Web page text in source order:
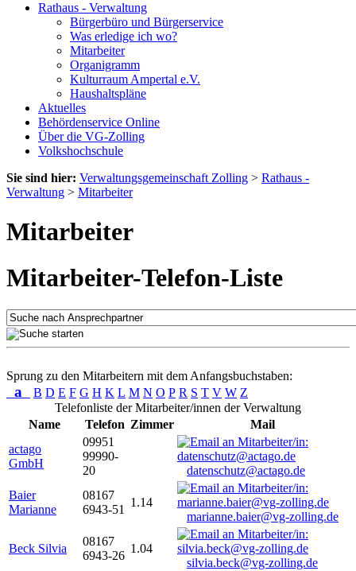
Rathaus - Verwaltung
Bürgerbüro und Bürgerservice
Was erledige ich wo?
Mitarbeiter
Organigramm
Kulturraum Ampertal e.V.
Haushaltspläne
Aktuelles
Behördenservice Online
Über die VG-Zolling
Volkshochschule
Sie sind hier: Verwaltungsgemeinschaft Zolling > Rathaus -
Verwaltung > Mitarbeiter
Mitarbeiter
Mitarbeiter-Telefon-Liste
Sprung zu den Mitarbeitern mit dem Anfangsbuchstaben:
a B D E F G H K L M N O P R S T V W Z
Telefonliste der Mitarbeiter/innen der Verwaltung
Name
Telefon Zimmer
Mail
actago
GmbH
09951
99990-
20
datenschutz@actago.de
Baier
Marianne
08167
6943-51
1.14
marianne.baier@vg-zolling.de
Beck Silvia
08167
6943-26
1.04
silvia.beck@vg-zolling.de